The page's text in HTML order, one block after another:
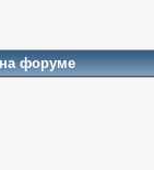
форуме